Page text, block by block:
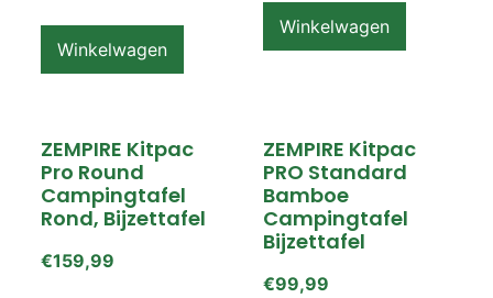
Winkelwagen
Winkelwagen
ZEMPIRE Kitpac
Pro Round
Campingtafel
Rond, Bijzettafel
€159,99
ZEMPIRE Kitpac
PRO Standard
Bamboe
Campingtafel
Bijzettafel
€99,99